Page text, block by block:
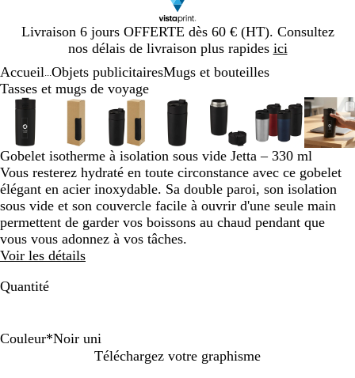
Livraison 6 jours OFFERTE dès 60 € (HT). Consultez
nos délais de livraison plus rapides ici
Diapositive
1
Accueil Objets publicitairesMugs et bouteilles
Tasses et mugs de voyage
Image
zoomable
Zoom
au
minimum
Cliquez
pour
développer
Utilisez
les
touches
plus
et
moins
pour
zoomer
et
les
fléchées
défiler
Image
zoomable
Zoom
au
minimum
Cliquez
pour
développer
Utilisez
les
touches
plus
et
moins
pour
zoomer
et
les
défiler
Image
zoomable
Zoom
au
minimum
Cliquez
pour
développer
Utilisez
les
touches
plus
et
moins
pour
zoomer
et
Image
zoomable
Zoom
au
minimum
Cliquez
pour
développer
Utilisez
les
touches
plus
et
moins
pour
zoomer
et
Image
zoomable
Zoom
au
minimum
Cliquez
pour
développer
Utilisez
les
touches
plus
et
moins
pour
zoomer
Image
zoomable
Zoom
au
minimum
Cliquez
pour
développer
Utilisez
les
touches
plus
et
moins
pour
zoomer
au
pour
les
et
pour
Diapositive
sur
7
Gobelet isotherme à isolation sous vide Jetta – 330 ml
Vous resterez hydraté en toute circonstance avec ce gobelet
élégant en acier inoxydable. Sa double paroi, son isolation
sous vide et son couvercle facile à ouvrir d'une seule main
permettent de garder vos boissons au chaud pendant que
vous vous adonnez à vos tâches.
Voir les détails
Quantité
Couleur*Noir uni
Téléchargez votre graphisme